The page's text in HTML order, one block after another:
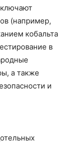
(например,
кобальта
в
а также
и